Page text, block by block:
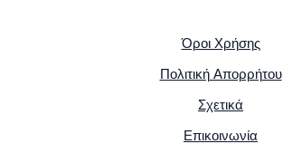
Όροι Χρήσης
Πολιτική Απορρήτου
Σχετικά
Επικοινωνία